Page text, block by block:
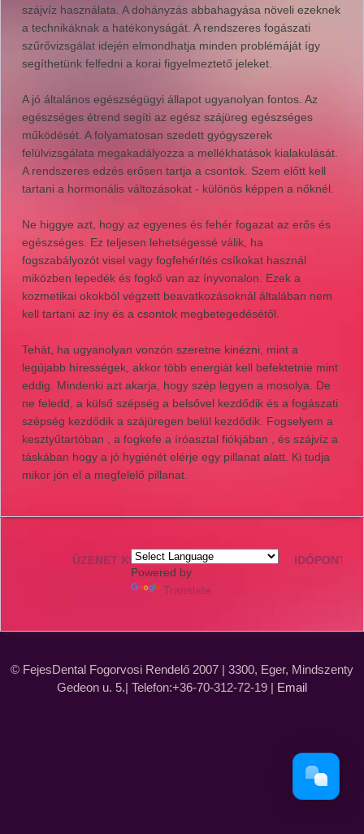
szájvíz használata. A dohányzás abbahagyása növeli ezeknek
a technikáknak a hatékonyságát. A rendszeres fogászati
szűrővizsgálat idején elmondhatja minden problémáját így
segíthetünk felfedni a korai figyelmeztető jeleket.
A jó általános egészségügyi állapot ugyanolyan fontos. Az
egészséges étrend segíti az egész szájüreg egészséges
működését. A folyamatosan szedett gyógyszerek
felülvizsgálata megakadályozza a mellékhatások kialakulását.
A rendszeres edzés erősen tartja a csontok. Szem előtt kell
tartani a hormonális változásokat - különös képpen a nőknél.
Ne higgye azt, hogy az egyenes és fehér fogazat az erős és
egészséges. Ez teljesen lehetségessé válik, ha
fogszabályozót visel vagy fogfehérítés csíkokat használ
miközben lepedék és fogkő van az ínyvonalon. Ezek a
kozmetikai okokból végzett beavatkozásoknál általában nem
kell tartani az íny és a csontok megbetegedésétől.
Tehát, ha ugyanolyan vonzón szeretne kinézni, mint a
legújabb hírességek, akkor több energiát kell befektetnie mint
eddig. Mindenki azt akarja, hogy szép legyen a mosolya. De
ne feledd, a külső szépség a belsővel kezdődik és a fogászati ​​
szépség kezdődik a szájüregen belül kezdődik. Fogselyem a
kesztyűtartóban , a fogkefe a íróasztal fiókjában , és szájvíz a
táskában hogy a jó hygiénét elérje egy pillanat alatt. Ki tudja
mikor jön el a megfelelő pillanat.
ÜZENET KÜLDÉSE
IDŐPONT
Powered by
Translate
© FejesDental Fogorvosi Rendelő 2007 | 3300, Eger, Mindszenty
Gedeon u. 5.| Telefon:+36-70-312-72-19 |
Email